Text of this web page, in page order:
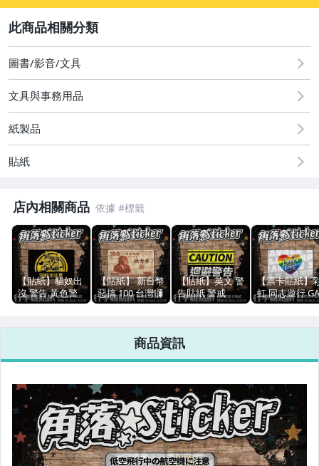
圖書/影音/文具
成人專區
手機、配件與通訊
玩具、模型與公仔
男性精品與服飾
手錶與飾品配件
圖書/影音/文具
文具與事務用品
紙製品
貼紙
店內相關商品
【貼紙】貓奴出
沒 警告 黃色警
戒 注意日文 貓
紙 行李箱貼紙
【貼紙】 新台幣
惡搞 100 台灣獼
猴 多用途卡貼
卡/icash/手機/
筆電/行李箱皆
可用 E022
【貼紙】英文 警
告貼紙 警戒
CAUTION 迴避
貼紙 行李箱貼紙
悠遊卡貼紙 R8-1
【票卡貼紙】
虹 同志遊行
婚姻平權 台灣
貼紙 行李箱貼
商品資訊